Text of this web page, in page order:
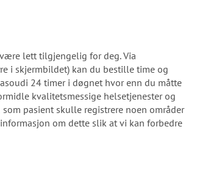
lett tilgjengelig for deg. Via
i skjermbildet) kan du bestille time og
24 timer i døgnet hvor enn du måtte
kvalitetsmessige helsetjenester og
pasient skulle registrere noen områder
om dette slik at vi kan forbedre